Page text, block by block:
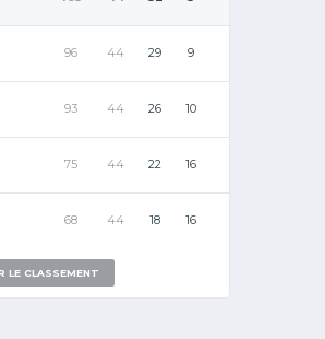
96 44 29 9
93 44 26 10
75 44 22 16
68 44 18 16
LE CLASSEMENT